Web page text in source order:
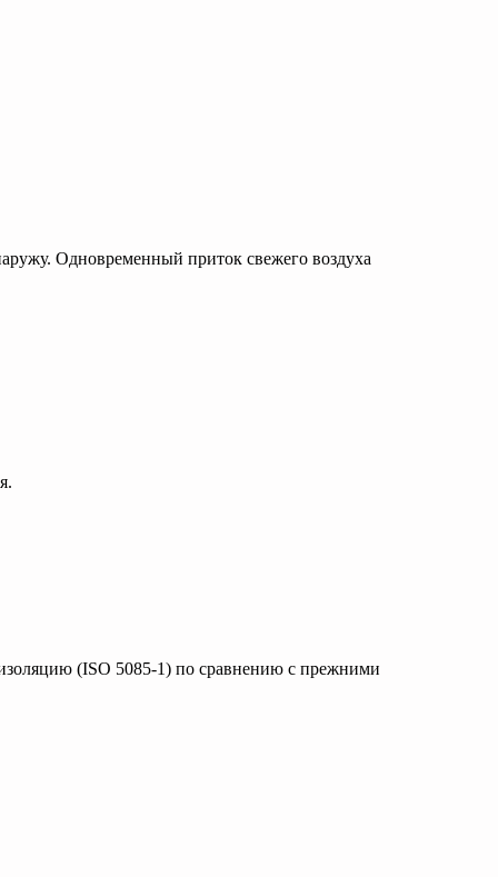
Одновременный приток свежего воздуха
(ISO 5085-1) по сравнению с прежними